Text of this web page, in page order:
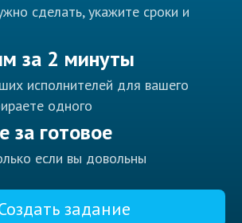
сделать, укажите сроки и
за 2 минуты
исполнителей для вашего
одного
за готовое
если вы довольны
задание